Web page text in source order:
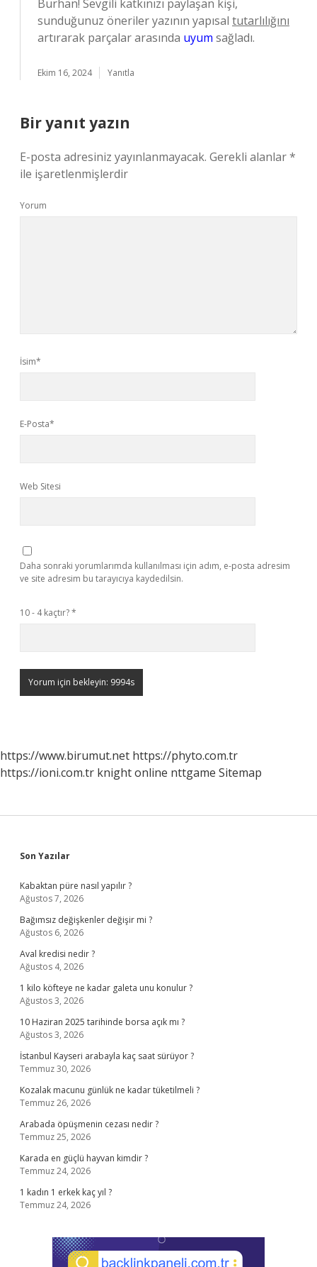
Burhan! Sevgili katkınızı paylaşan kişi,
sunduğunuz öneriler yazının yapısal tutarlılığını
artırarak parçalar arasında uyum sağladı.
Ekim 16, 2024 Yanıtla
Bir yanıt yazın
E-posta adresiniz yayınlanmayacak. Gerekli alanlar*
ile işaretlenmişlerdir
Yorum
İsim*
E-Posta*
Web Sitesi
Daha sonraki yorumlarımda kullanılması için adım, e-posta adresim
ve site adresim bu tarayıcıya kaydedilsin.
10 - 4 kaçtır?*
https://www.birumut.net https://phyto.com.tr
https://ioni.com.tr knight online nttgame Sitemap
Sidebar
Son Yazılar
Kabaktan püre nasıl yapılır ?
Ağustos 7, 2026
Bağımsız değişkenler değişir mi ?
Ağustos 6, 2026
Aval kredisi nedir ?
Ağustos 4, 2026
1 kilo köfteye ne kadar galeta unu konulur ?
Ağustos 3, 2026
10 Haziran 2025 tarihinde borsa açık mı ?
Ağustos 3, 2026
İstanbul Kayseri arabayla kaç saat sürüyor ?
Temmuz 30, 2026
Kozalak macunu günlük ne kadar tüketilmeli ?
Temmuz 26, 2026
Arabada öpüşmenin cezası nedir ?
Temmuz 25, 2026
Karada en güçlü hayvan kimdir ?
Temmuz 24, 2026
1 kadın 1 erkek kaç yıl ?
Temmuz 24, 2026